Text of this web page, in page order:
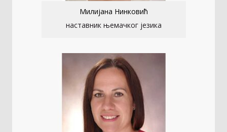
Милијана Нинковић
наставник њемачког језика